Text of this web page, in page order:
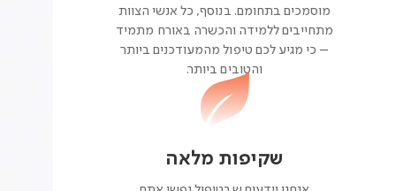
מוסמכים בתחומם. בנוסף, כל אנשי הצוות
מתחייבים ללמידה והכשרה באורח מתמיד
– כי מגיע לכם טיפול מהמעודכנים ביותר
והטובים ביותר.
שקיפות מלאה